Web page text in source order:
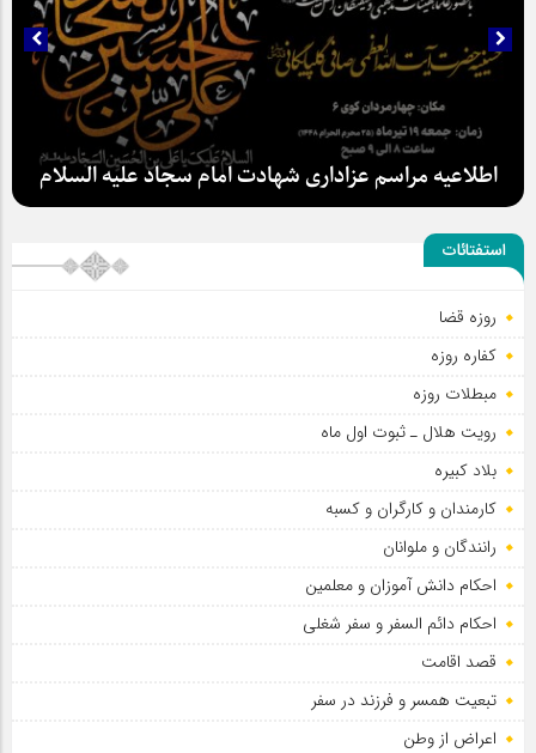
اطلاعیه مراسم عزاداری شهادت امام سجاد علیه السلام
استفتائات
روزه قضا
کفاره روزه
مبطلات روزه
رویت هلال ـ ثبوت اول ماه
بلاد کبیره
کارمندان و کارگران و کسبه
رانندگان و ملوانان
احکام دانش آموزان و معلمین
احکام دائم السفر و سفر شغلی
قصد اقامت
تبعیت همسر و فرزند در سفر
اعراض از وطن